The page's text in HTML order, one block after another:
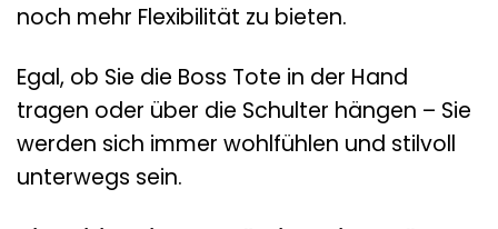
noch mehr Flexibilität zu bieten.
Egal, ob Sie die Boss Tote in der Hand
tragen oder über die Schulter hängen – Sie
werden sich immer wohlfühlen und stilvoll
unterwegs sein.